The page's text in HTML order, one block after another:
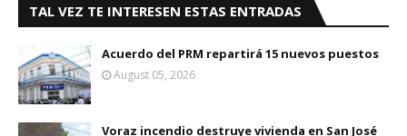
TAL VEZ TE INTERESEN ESTAS ENTRADAS
Acuerdo del PRM repartirá 15 nuevos puestos
August 05, 2026
Voraz incendio destruye vivienda en San José